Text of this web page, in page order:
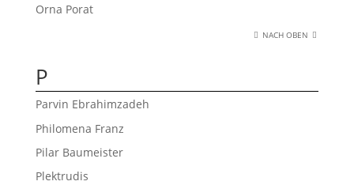
Orna Porat
NACH OBEN
P
Parvin Ebrahimzadeh
Philomena Franz
Pilar Baumeister
Plektrudis